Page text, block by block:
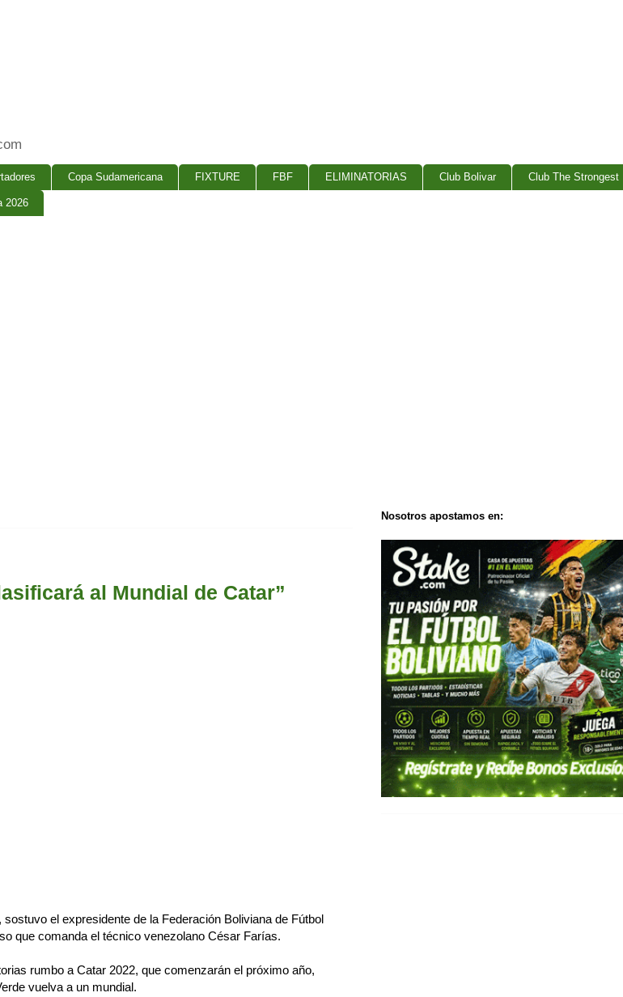
Copa Sudamericana FIXTURE FBF ELIMINATORIAS Club Bolivar Club The Strongest
2026
al Mundial de Catar”
el expresidente de la Federación Boliviana de Fútbol
que comanda el técnico venezolano César Farías.
rumbo a Catar 2022, que comenzarán el próximo año,
vuelva a un mundial.
Nosotros apostamos en: